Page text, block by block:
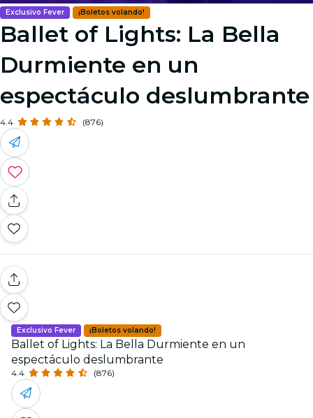
Exclusivo Fever ¡Boletos volando!
Ballet of Lights: La Bella
Durmiente en un
espectáculo deslumbrante
4.4 (876)
Exclusivo Fever ¡Boletos volando!
Ballet of Lights: La Bella Durmiente en un
espectáculo deslumbrante
4.4 (876)